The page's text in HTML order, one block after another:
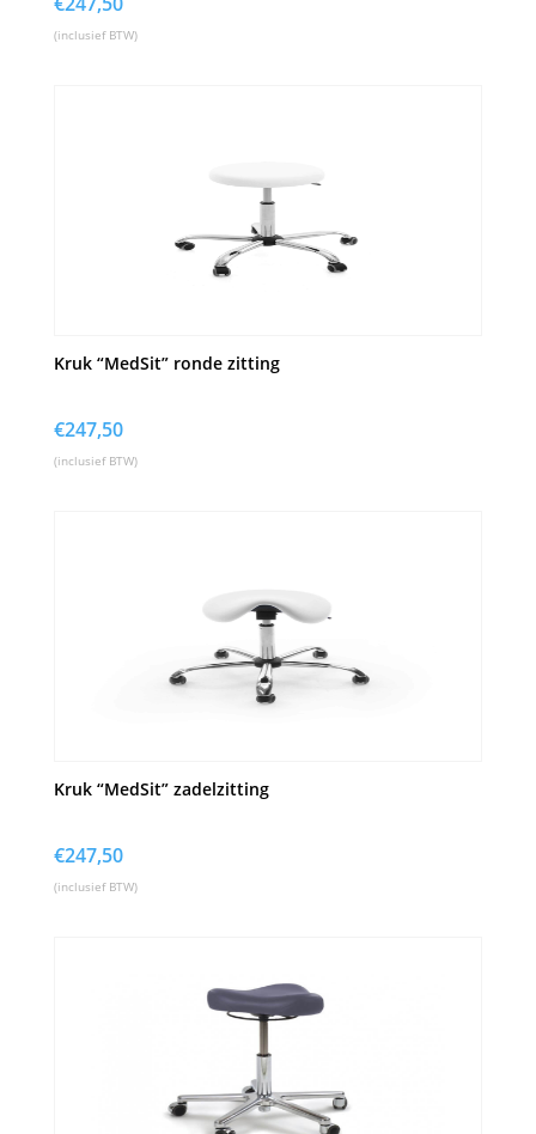
(inclusief BTW)
Kruk “MedSit” ronde zitting
€247,50
(inclusief BTW)
Kruk “MedSit” zadelzitting
€247,50
(inclusief BTW)